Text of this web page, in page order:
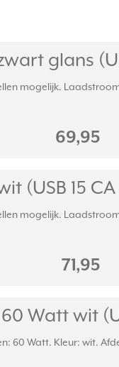
glans
mogelijk.
69,95
(USB 15
mogelijk.
71,95
Watt wit
60 Watt. Kleur: wit.